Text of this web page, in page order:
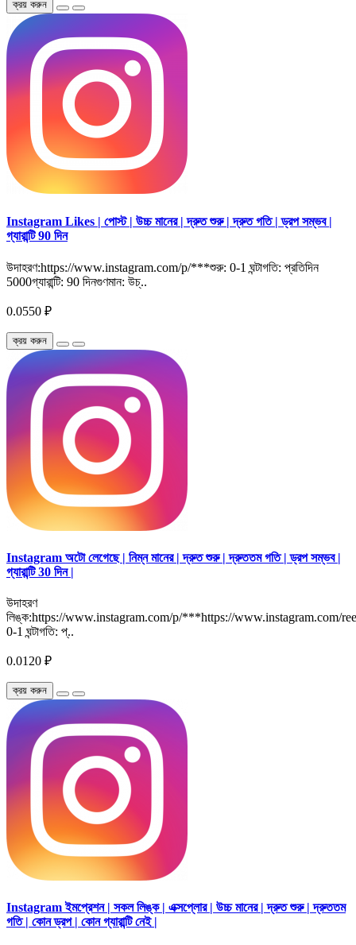
ক্রয় করুন
Instagram Likes | পোস্ট | উচ্চ মানের | দ্রুত শুরু | দ্রুত গতি | ড্রপ সম্ভব |
গ্যারান্টি 90 দিন
উদাহরণ:https://www.instagram.com/p/***শুরু: 0-1 ঘন্টাগতি: প্রতিদিন
5000গ্যারান্টি: 90 দিনগুণমান: উচ্..
0.0550 ₽
ক্রয় করুন
Instagram অটো লেগেছে | নিম্ন মানের | দ্রুত শুরু | দ্রুততম গতি | ড্রপ সম্ভব |
গ্যারান্টি 30 দিন |
উদাহরণ
লিঙ্ক:https://www.instagram.com/p/***https://www.instagram.com/
0-1 ঘন্টাগতি: প্..
0.0120 ₽
ক্রয় করুন
Instagram ইমপ্রেশন | সকল লিঙ্ক | এক্সপ্লোর | উচ্চ মানের | দ্রুত শুরু | দ্রুততম
গতি | কোন ড্রপ | কোন গ্যারান্টি নেই |